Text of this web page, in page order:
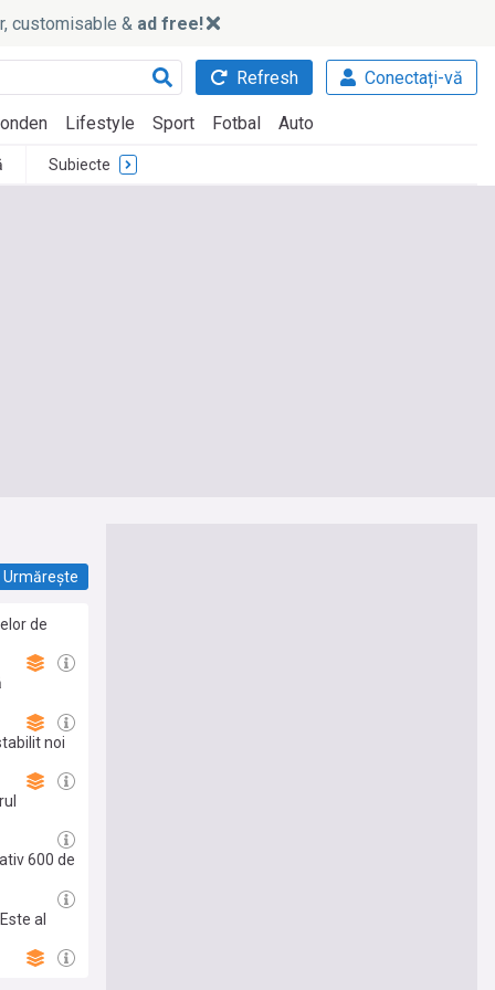
customisable & ad free!
Refresh Conectați-vă
Lifestyle Sport Fotbal Auto
Subiecte
Urmărește
de
noi
600 de
al